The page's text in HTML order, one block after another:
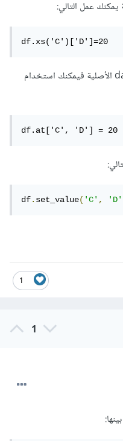
عمل التالي:
df.xs('C')['D']=20
اما اذا أردت التعديل على ال dataframe الأصلية فيمكنك استخدام
df.at['C', 'D'] = 20
df.set_value('C',
1
1